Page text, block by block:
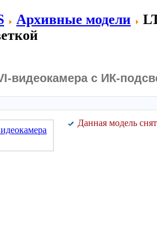
Архивные модели
видеокамера с ИК-
Данная модель